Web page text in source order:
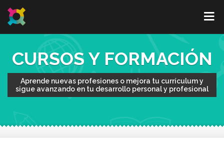
CURSOS Y FORMACIÓN
Aprende nuevas profesiones o mejora tu currículum y
sigue avanzando en tu desarrollo personal y profesional